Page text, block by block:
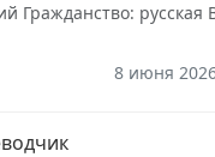
Гражданство: русская
8 июня